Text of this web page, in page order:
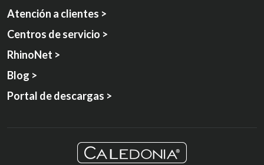
Atención a clientes >
Centros de servicio >
RhinoNet >
Blog >
Portal de descargas >